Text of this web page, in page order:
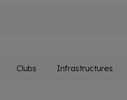
Clubs Infrastructures